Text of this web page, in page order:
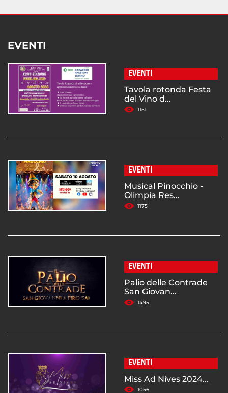
EVENTI
EVENTI
Tavola rotonda Festa
del Vino d...
1151
EVENTI
Musical Pinocchio -
Olimpia Res...
1175
EVENTI
Palio delle Contrade
San Giovan...
1495
EVENTI
Miss Ad Nives 2024...
1056